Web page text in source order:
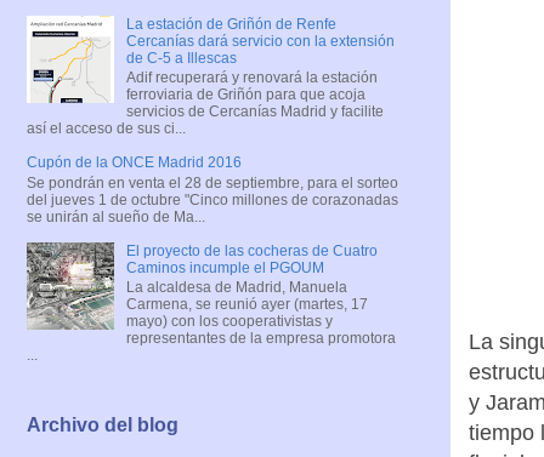
La
y
tiempo
La estación de Griñón de Renfe
Cercanías dará servicio con la extensión
de C-5 a Illescas
Adif recuperará y renovará la estación
ferroviaria de Griñón para que acoja
servicios de Cercanías Madrid y facilite
así el acceso de sus ci...
Cupón de la ONCE Madrid 2016
Se pondrán en venta el 28 de septiembre, para el sorteo
del jueves 1 de octubre "Cinco millones de corazonadas
se unirán al sueño de Ma...
El proyecto de las cocheras de Cuatro
Caminos incumple el PGOUM
La alcaldesa de Madrid, Manuela
Carmena, se reunió ayer (martes, 17
mayo) con los cooperativistas y
representantes de la empresa promotora
...
Archivo del blog